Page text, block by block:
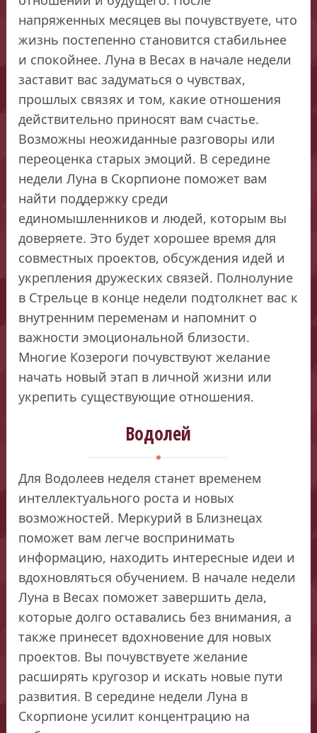
напряженных месяцев вы почувствуете, что
жизнь постепенно становится стабильнее
и спокойнее. Луна в Весах в начале недели
заставит вас задуматься о чувствах,
прошлых связях и том, какие отношения
действительно приносят вам счастье.
Возможны неожиданные разговоры или
переоценка старых эмоций. В середине
недели Луна в Скорпионе поможет вам
найти поддержку среди
единомышленников и людей, которым вы
доверяете. Это будет хорошее время для
совместных проектов, обсуждения идей и
укрепления дружеских связей. Полнолуние
в Стрельце в конце недели подтолкнет вас к
внутренним переменам и напомнит о
важности эмоциональной близости.
Многие Козероги почувствуют желание
начать новый этап в личной жизни или
укрепить существующие отношения.
Водолей
Для Водолеев неделя станет временем
интеллектуального роста и новых
возможностей. Меркурий в Близнецах
поможет вам легче воспринимать
информацию, находить интересные идеи и
вдохновляться обучением. В начале недели
Луна в Весах поможет завершить дела,
которые долго оставались без внимания, а
также принесет вдохновение для новых
проектов. Вы почувствуете желание
расширять кругозор и искать новые пути
развития. В середине недели Луна в
Скорпионе усилит концентрацию на